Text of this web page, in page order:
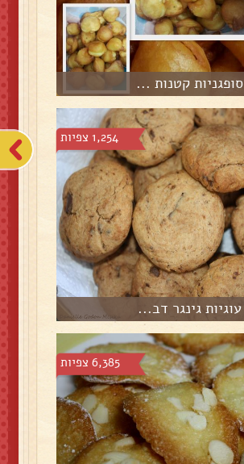
סופגניות קטנות ...
1,254 צפיות
עוגיות גינגר דב...
6,385 צפיות